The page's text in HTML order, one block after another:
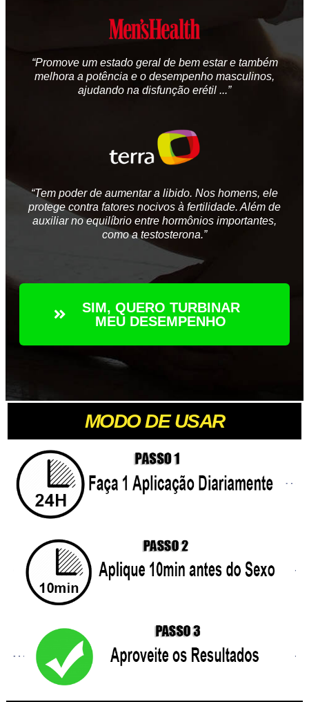
“Promove um estado geral de bem estar e também
melhora a potência e o desempenho masculinos,
ajudando na disfunção erétil ...”
“Tem poder de aumentar a libido. Nos homens, ele
protege contra fatores nocivos à fertilidade. Além de
auxiliar no equilíbrio entre hormônios importantes,
como a testosterona.”
SIM, QUERO TURBINAR
MEU DESEMPENHO
MODO DE USAR